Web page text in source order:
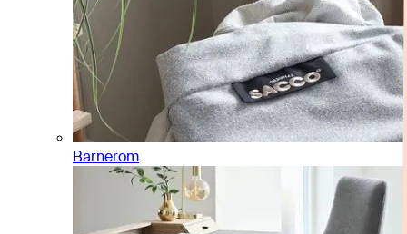
Barnerom